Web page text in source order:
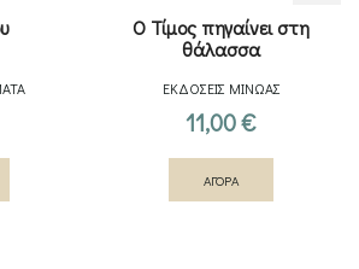
Ο Τίμος πηγαίνει στη
θάλασσα
ΕΚΔΟΣΕΙΣ ΜΙΝΩΑΣ
11,00€
ΑΓΟΡΑ